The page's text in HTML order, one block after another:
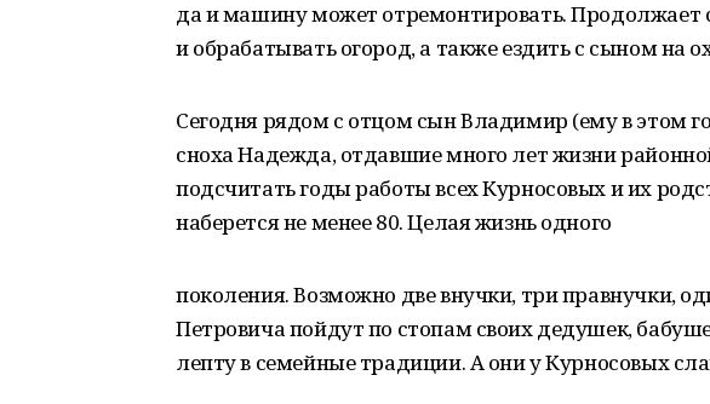
да и машину может отремонтировать. Продолжает
и обрабатывать огород, а также ездить с сыном на
Сегодня рядом с отцом сын Владимир (ему в этом
сноха Надежда, отдавшие много лет жизни
подсчитать годы работы всех Курносовых и их
наберется не менее 80. Целая жизнь одного
поколения. Возможно две внучки, три правнучки,
Петровича пойдут по стопам своих дедушек,
лепту в семейные традиции. А они у Курносовых